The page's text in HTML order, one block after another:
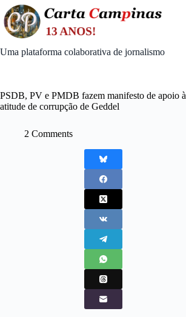
Skip
to
content
Uma plataforma colaborativa de jornalismo
PSDB, PV e PMDB fazem manifesto de apoio à
atitude de corrupção de Geddel
2 Comments